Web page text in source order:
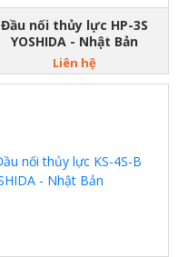
Đầu nối thủy lực HP-3S
YOSHIDA - Nhật Bản
Liên hệ